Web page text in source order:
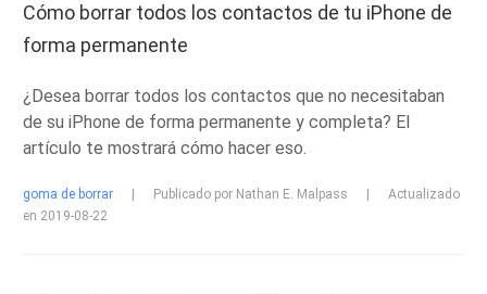
Cómo borrar todos los contactos de tu iPhone de
forma permanente
¿Desea borrar todos los contactos que no necesitaban
de su iPhone de forma permanente y completa? El
artículo te mostrará cómo hacer eso.
goma de borrar Publicado por Nathan E. Malpass
Actualizado
en 2019-08-22